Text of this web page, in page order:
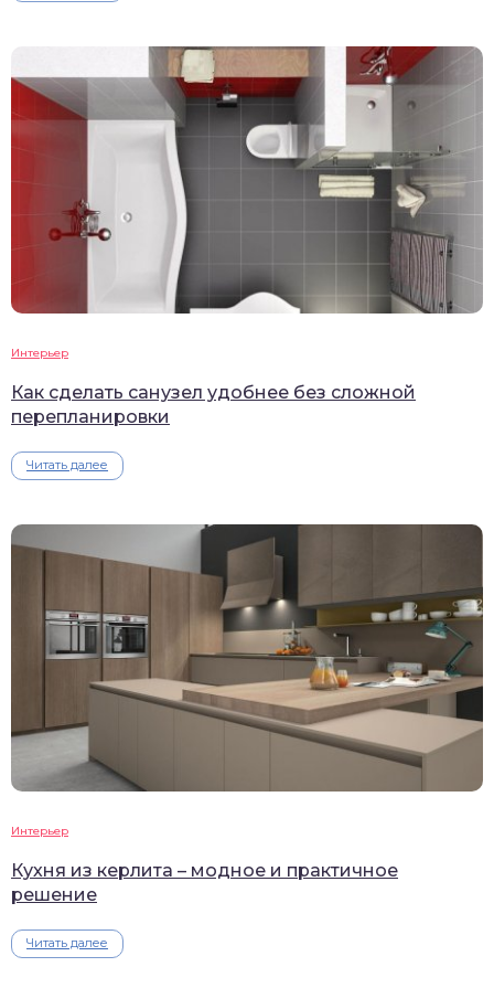
Интерьер
Как сделать санузел удобнее без сложной
перепланировки
Читать далее
Интерьер
Кухня из керлита – модное и практичное
решение
Читать далее